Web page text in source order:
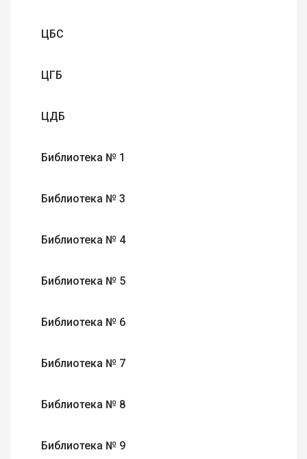
ЦБС
ЦГБ
ЦДБ
Библиотека № 1
Библиотека № 3
Библиотека № 4
Библиотека № 5
Библиотека № 6
Библиотека № 7
Библиотека № 8
Библиотека № 9